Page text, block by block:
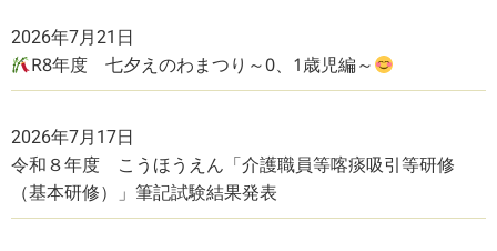
2026年7月21日
R8年度 七夕えのわまつり～0、1歳児編～
2026年7月17日
令和８年度 こうほうえん「介護職員等喀痰吸引等研修
（基本研修）」筆記試験結果発表